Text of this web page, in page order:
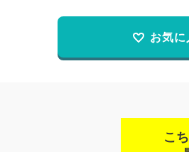
お気に
こ